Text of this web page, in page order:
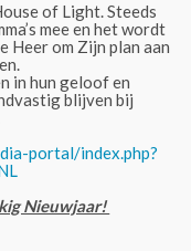
of Light. Steeds
mee en het wordt
Heer om Zijn plan aan
in hun geloof en
blijven bij
portal/index.php?
Nieuwjaar!